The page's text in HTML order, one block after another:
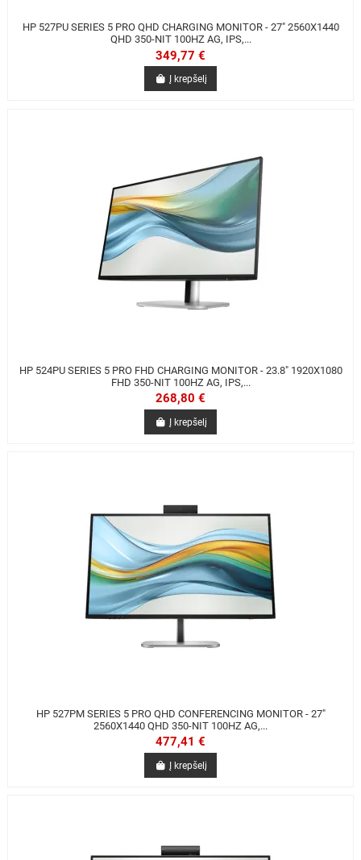
HP 527PU SERIES 5 PRO QHD CHARGING MONITOR - 27" 2560X1440
QHD 350-NIT 100HZ AG, IPS,...
349,77 €
Į krepšelį
HP 524PU SERIES 5 PRO FHD CHARGING MONITOR - 23.8" 1920X1080
FHD 350-NIT 100HZ AG, IPS,...
268,80 €
Į krepšelį
HP 527PM SERIES 5 PRO QHD CONFERENCING MONITOR - 27"
2560X1440 QHD 350-NIT 100HZ AG,...
477,41 €
Į krepšelį